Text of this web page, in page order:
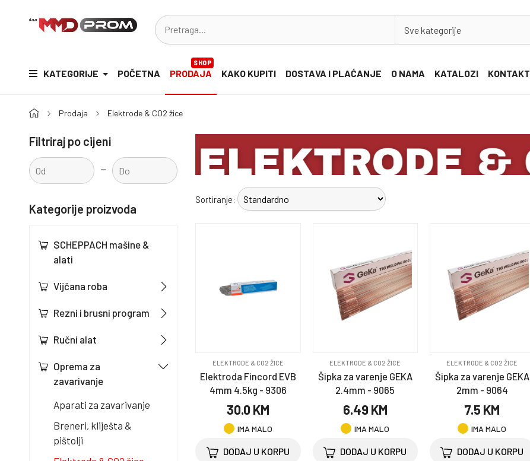
Sve kategorije
KATEGORIJE POČETNA PRODAJA
SHOP
KAKO KUPITI DOSTAVA I PLAĆANJE O NAMA KATALOZI KONTAKT
Prodaja Elektrode & CO2 žice
Filtriraj po cijeni
-
Kategorije proizvoda
SCHEPPACH mašine &
alati
Vijčana roba
Rezni i brusni program
Ručni alat
Oprema za
zavarivanje
Aparati za zavarivanje
Breneri, kliješta &
pištolji
Sortiranje:
ELEKTRODE & CO2 ŽICE
Elektroda Fincord EVB
4mm 4.5kg - 9306
30.0 KM
IMA MALO
DODAJ U KORPU
ELEKTRODE & CO2 ŽICE
Šipka za varenje GEKA
2.4mm - 9065
6.49 KM
IMA MALO
DODAJ U KORPU
ELEKTRODE & CO2 ŽICE
Šipka za varenje GEKA
2mm - 9064
7.5 KM
IMA MALO
DODAJ U KORPU